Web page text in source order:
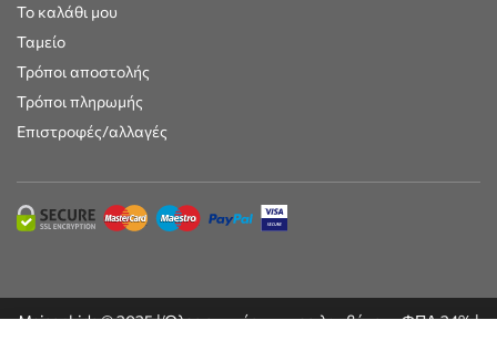
Το καλάθι μου
Ταμείο
Τρόποι αποστολής
Τρόποι πληρωμής
Επιστροφές/αλλαγές
Maisonkids © 2025 | Όλες οι τιμές συμπεριλαμβάνουν ΦΠΑ 24% |